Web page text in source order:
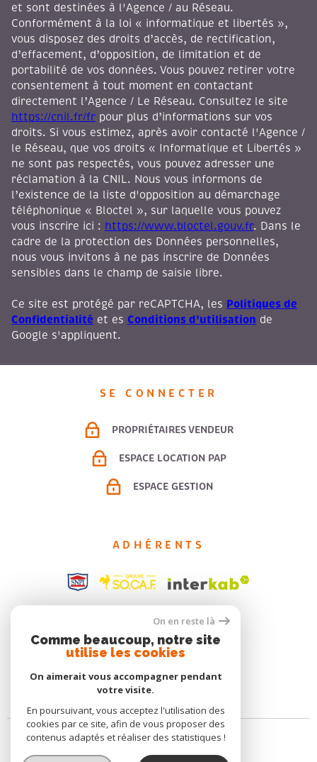
et sont destinées à l'Agence / au Réseau.
Conformément à la loi « informatique et libertés »,
vous disposez des droits d’accès, de rectification,
d’effacement, d’opposition, de limitation et de
portabilité de vos données. Vous pouvez retirer votre
consentement à tout moment en contactant
directement l’Agence / Le Réseau. Consultez le site
https://cnil.fr/fr pour plus d’informations sur vos
droits. Si vous estimez, après avoir contacté l'Agence /
le Réseau, que vos droits « Informatique et Libertés »
ne sont pas respectés, vous pouvez adresser une
réclamation à la CNIL. Nous vous informons de
l’existence de la liste d'opposition au démarchage
téléphonique « Bloctel », sur laquelle vous pouvez
vous inscrire ici : https://www.bloctel.gouv.fr. Dans le
cadre de la protection des Données personnelles,
nous vous invitons à ne pas inscrire de Données
sensibles dans le champ de saisie libre.
Ce site est protégé par reCAPTCHA, les Politiques de
Confidentialité et es Conditions d'utilisation de
Google s'appliquent.
SE CONNECTER
PROPRIÉTAIRES VENDEUR
ESPACE LOCATION PAP
ESPACE GESTION
ADHÉRENTS
On en reste là
Comme beaucoup, notre site
utilise les cookies
On aimerait vous accompagner pendant
votre visite.
En poursuivant, vous acceptez l'utilisation des
cookies par ce site, afin de vous proposer des
contenus adaptés et réaliser des statistiques !